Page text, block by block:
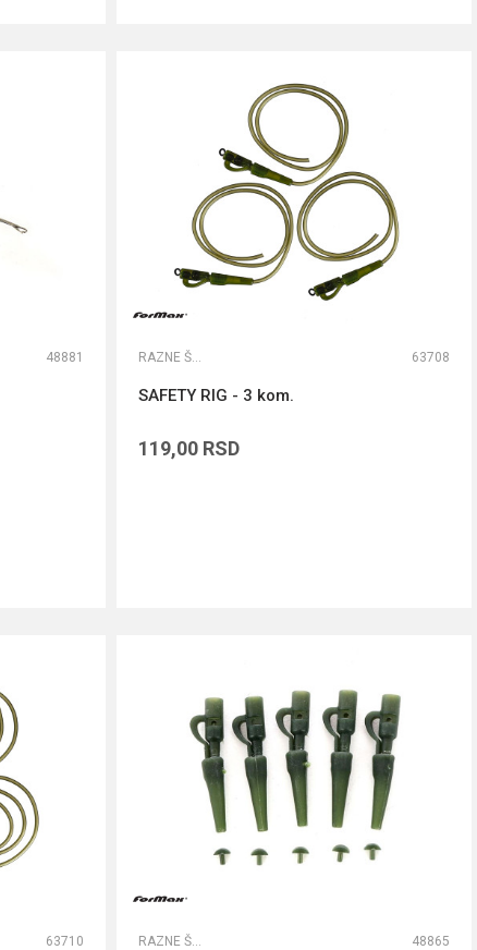
48881 RAZNE ŠARANSKE SITNICE 63708
SAFETY RIG - 3 kom.
119,00 RSD
63710 RAZNE ŠARANSKE SITNICE 48865